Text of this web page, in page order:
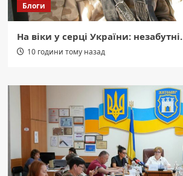
Блоги
На віки у серці України: незабутні.
10 години тому назад